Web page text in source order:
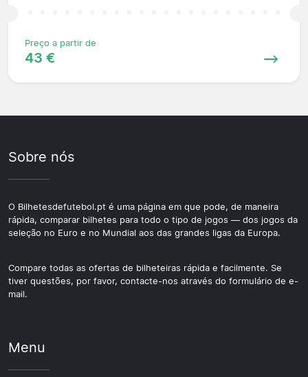
Preço a partir de
43 €
Sobre nós
O Bilhetesdefutebol.pt é uma página em que pode, de maneira
rápida, comparar bilhetes para todo o tipo de jogos — dos jogos da
seleção no Euro e no Mundial aos das grandes ligas da Europa.
Compare todas as ofertas de bilheteiras rápida e facilmente. Se
tiver questões, por favor, contacte-nos através do formulário de e-
mail.
Menu